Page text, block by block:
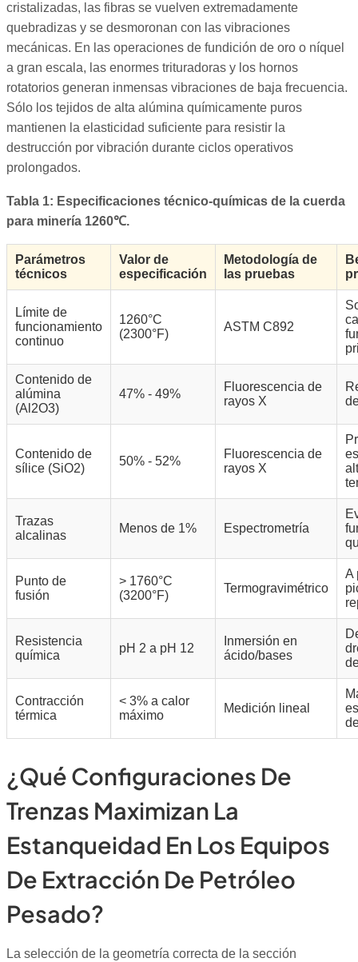
cristalizadas, las fibras se vuelven extremadamente
quebradizas y se desmoronan con las vibraciones
mecánicas. En las operaciones de fundición de oro o níquel
a gran escala, las enormes trituradoras y los hornos
rotatorios generan inmensas vibraciones de baja frecuencia.
Sólo los tejidos de alta alúmina químicamente puros
mantienen la elasticidad suficiente para resistir la
destrucción por vibración durante ciclos operativos
prolongados.
Tabla 1: Especificaciones técnico-químicas de la cuerda
para minería 1260℃.
Parámetros
técnicos
Valor de
especificación
Metodología de
las pruebas
Límite de
funcionamiento
continuo
1260°C
(2300°F)
ASTM C892
Contenido de
alúmina
(Al2O3)
47% - 49%
Fluorescencia de
rayos X
Contenido de
sílice (SiO2)
50% - 52%
Fluorescencia de
rayos X
Trazas
alcalinas
Menos de 1% Espectrometría
Punto de
fusión
> 1760°C
(3200°F)
Termogravimétrico
A
Resistencia
química
pH 2 a pH 12
Inmersión en
ácido/bases
Contracción
térmica
< 3% a calor
máximo
Medición lineal
¿Qué Configuraciones De
Trenzas Maximizan La
Estanqueidad En Los Equipos
De Extracción De Petróleo
Pesado?
La selección de la geometría correcta de la sección